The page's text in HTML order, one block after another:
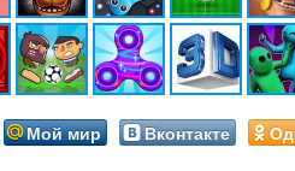
Мой мир Вконтакте